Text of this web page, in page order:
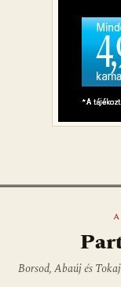
Borsod, Abaúj és